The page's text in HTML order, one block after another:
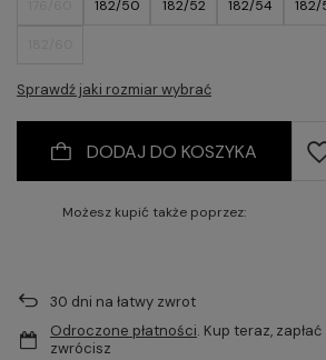
182/50 182/52 182/54 182/
Sprawdź jaki rozmiar wybrać
DODAJ DO KOSZYKA
Możesz kupić także poprzez:
30 dni na łatwy zwrot
Odroczone płatności. Kup teraz,
zwrócisz